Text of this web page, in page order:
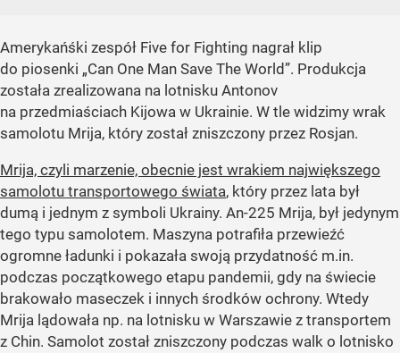
Amerykańśki zespół Five for Fighting nagrał klip
do piosenki „Can One Man Save The World”. Produkcja
została zrealizowana na lotnisku Antonov
na przedmiaściach Kijowa w Ukrainie. W tle widzimy wrak
samolotu Mrija, który został zniszczony przez Rosjan.
Mrija, czyli marzenie, obecnie jest wrakiem największego
samolotu transportowego świata, który przez lata był
dumą i jednym z symboli Ukrainy. An-225 Mrija, był jedynym
tego typu samolotem. Maszyna potrafiła przewieźć
ogromne ładunki i pokazała swoją przydatność m.in.
podczas początkowego etapu pandemii, gdy na świecie
brakowało maseczek i innych środków ochrony. Wtedy
Mrija lądowała np. na lotnisku w Warszawie z transportem
z Chin. Samolot został zniszczony podczas walk o lotnisko